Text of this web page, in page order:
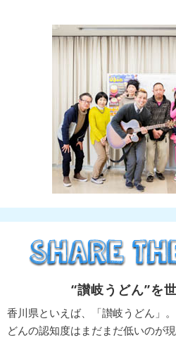
“讃岐うどん”を
香川県といえば、「讃岐うどん」
どんの認知度はまだまだ低いのが